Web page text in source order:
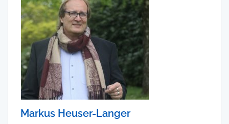
Markus Heuser-Langer